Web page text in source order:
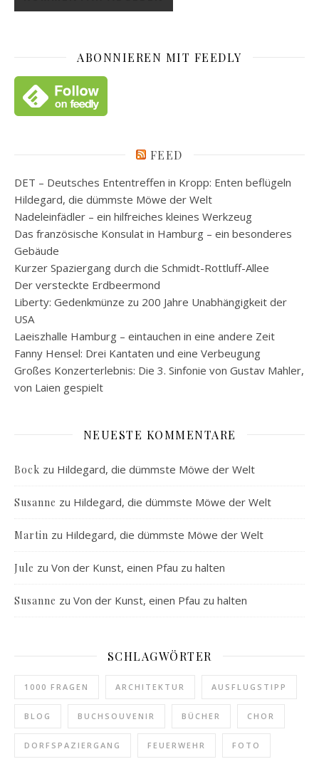
ABONNIEREN MIT FEEDLY
FEED
DET – Deutsches Ententreffen in Kropp: Enten beflügeln
Hildegard, die dümmste Möwe der Welt
Nadeleinfädler – ein hilfreiches kleines Werkzeug
Das französische Konsulat in Hamburg – ein besonderes
Gebäude
Kurzer Spaziergang durch die Schmidt-Rottluff-Allee
Der versteckte Erdbeermond
Liberty: Gedenkmünze zu 200 Jahre Unabhängigkeit der
USA
Laeiszhalle Hamburg – eintauchen in eine andere Zeit
Fanny Hensel: Drei Kantaten und eine Verbeugung
Großes Konzerterlebnis: Die 3. Sinfonie von Gustav Mahler,
von Laien gespielt
NEUESTE KOMMENTARE
Bock zu Hildegard, die dümmste Möwe der Welt
Susanne zu Hildegard, die dümmste Möwe der Welt
Martin zu Hildegard, die dümmste Möwe der Welt
Jule zu Von der Kunst, einen Pfau zu halten
Susanne zu Von der Kunst, einen Pfau zu halten
SCHLAGWÖRTER
1000 FRAGEN ARCHITEKTUR AUSFLUGSTIPP
BLOG BUCHSOUVENIR BÜCHER CHOR
DORFSPAZIERGANG FEUERWEHR FOTO